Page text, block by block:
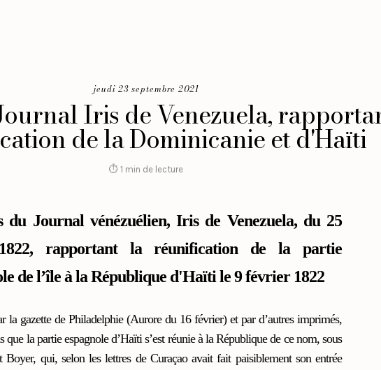
jeudi 23 septembre 2021
Iris de Venezuela,
de la Dominicanie et d'Haïti
⏱ 1 min de lecture
du Journal vénézuélien, Iris de Venezuela, du 25
rapportant la réunification de la partie
de l’île à la République d'Haïti le 9 février 1822
la gazette de Philadelphie (Aurore du 16 février) et par d’autres imprimés,
que la partie espagnole d’Haïti s’est réunie à la République de ce nom, sous
Boyer, qui, selon les lettres de Curaçao avait fait paisiblement son entrée